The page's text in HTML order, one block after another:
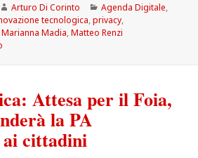
Autore
Arturo Di Corinto Categorie
Agenda Digitale,
tecnologica,privacy,
Marianna Madia,Matteo Renzi
Attesa per il Foia,
la PA
cittadini